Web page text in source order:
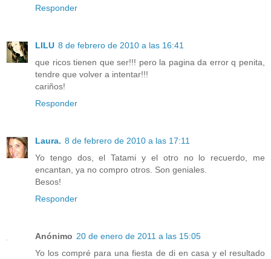
Responder
LILU 8 de febrero de 2010 a las 16:41
que ricos tienen que ser!!! pero la pagina da error q penita,
tendre que volver a intentar!!!
cariños!
Responder
Laura. 8 de febrero de 2010 a las 17:11
Yo tengo dos, el Tatami y el otro no lo recuerdo, me
encantan, ya no compro otros. Son geniales.
Besos!
Responder
Anónimo 20 de enero de 2011 a las 15:05
Yo los compré para una fiesta de di en casa y el resultado